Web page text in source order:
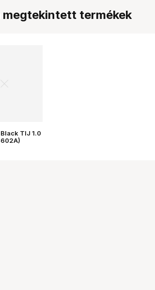
megtekintett termékek
TIJ 1.0